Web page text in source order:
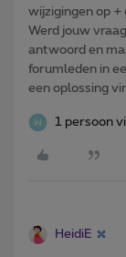
wijzigingen op
Werd jouw
antwoord en
forumleden in
een oplossing
1 persoon
HeidiE